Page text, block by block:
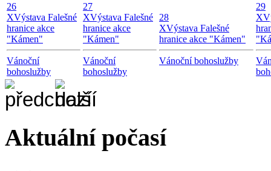
26
XVýstava Falešné
hranice akce
"Kámen"
Vánoční
bohoslužby
27
XVýstava Falešné
hranice akce
"Kámen"
Vánoční
bohoslužby
28
XVýstava Falešné
hranice akce "Kámen"
Vánoční bohoslužby
29
X
Aktuální počasí